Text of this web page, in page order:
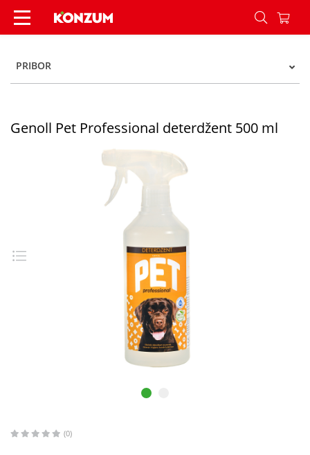
Genoll Pet Professional deterdžent 500 ml -
PRIBOR
Genoll Pet Professional deterdžent 500 ml
(0)